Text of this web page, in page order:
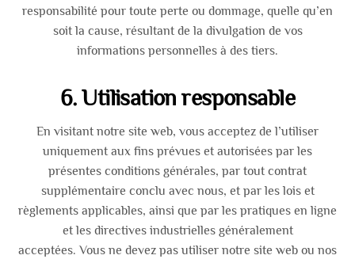
responsabilité pour toute perte ou dommage, quelle qu’en
soit la cause, résultant de la divulgation de vos
informations personnelles à des tiers.
6. Utilisation responsable
En visitant notre site web, vous acceptez de l’utiliser
uniquement aux fins prévues et autorisées par les
présentes conditions générales, par tout contrat
supplémentaire conclu avec nous, et par les lois et
règlements applicables, ainsi que par les pratiques en ligne
et les directives industrielles généralement
acceptées. Vous ne devez pas utiliser notre site web ou nos